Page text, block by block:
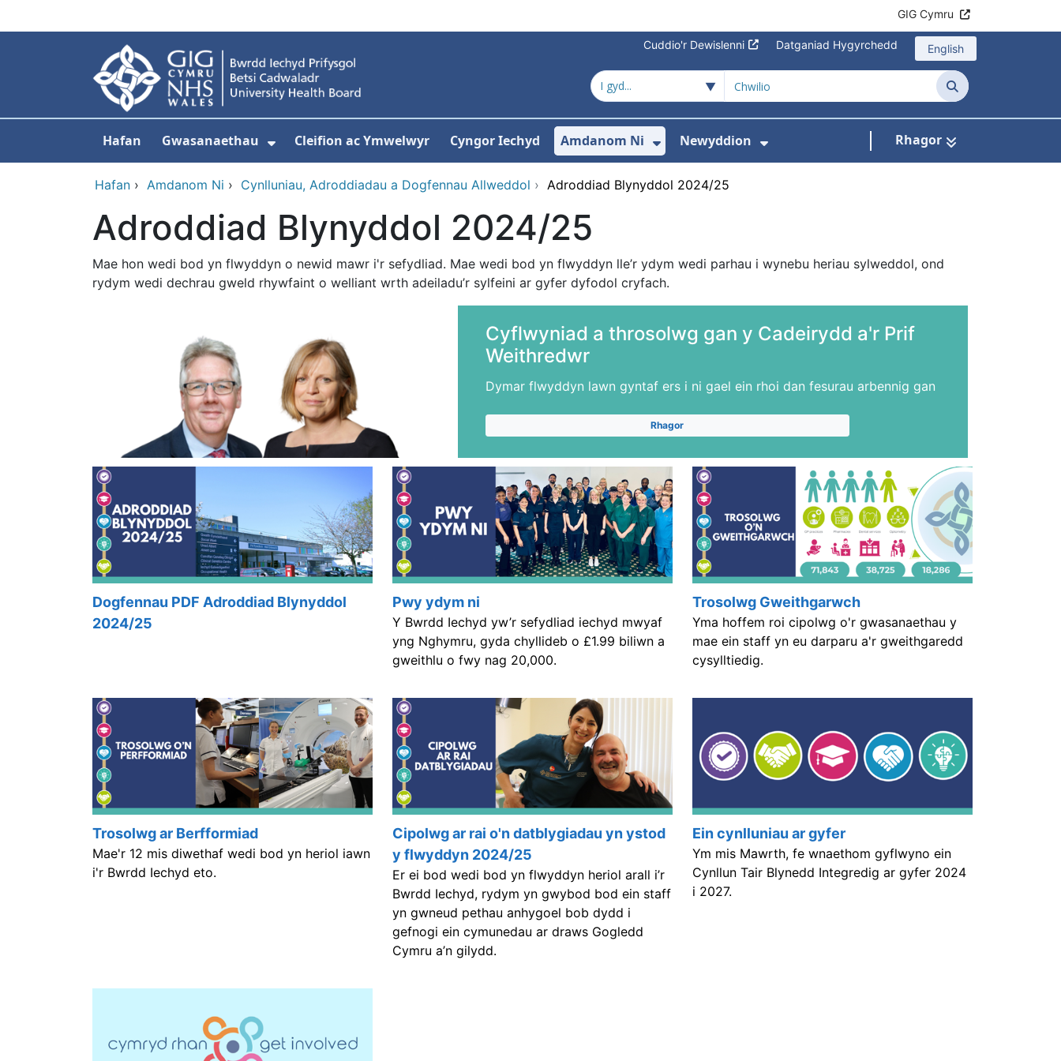
GIG Cymru
Cuddio'r Dewislenni Datganiad Hygyrchedd English
Chwilio
Hafan Gwasanaethau
Dangos isddewislen ar gyfer Gwasanaethau
Cleifion ac Ymwelwyr Cyngor Iechyd Amdanom Ni
Dangos isddewislen ar gyfer Amdanom Ni
Newyddion Rhagor
Hafan › Amdanom Ni › Cynlluniau, Adroddiadau a Dogfennau Allweddol › Adroddiad Blynyddol 2024/25
Adroddiad Blynyddol 2024/25
Mae hon wedi bod yn flwyddyn o newid mawr i'r sefydliad. Mae wedi bod yn flwyddyn lle’r ydym wedi parhau i wynebu heriau sylweddol, ond
rydym wedi dechrau gweld rhywfaint o welliant wrth adeiladu’r sylfeini ar gyfer dyfodol cryfach.
Cyflwyniad a throsolwg gan y Cadeirydd a'r Prif
Weithredwr
Dymar flwyddyn lawn gyntaf ers i ni gael ein rhoi dan fesurau arbennig gan
Rhagor
Dogfennau PDF Adroddiad Blynyddol
2024/25
Pwy ydym ni
Y Bwrdd Iechyd yw’r sefydliad iechyd mwyaf
yng Nghymru, gyda chyllideb o £1.99 biliwn a
gweithlu o fwy nag 20,000.
Trosolwg Gweithgarwch
Yma hoffem roi cipolwg o'r gwasanaethau y
mae ein staff yn eu darparu a'r gweithgaredd
cysylltiedig.
Trosolwg ar Berfformiad
Mae'r 12 mis diwethaf wedi bod yn heriol iawn
i'r Bwrdd Iechyd eto.
Cipolwg ar rai o'n datblygiadau yn ystod
y flwyddyn 2024/25
Er ei bod wedi bod yn flwyddyn heriol arall i’r
Bwrdd Iechyd, rydym yn gwybod bod ein staff
yn gwneud pethau anhygoel bob dydd i
gefnogi ein cymunedau ar draws Gogledd
Cymru a’n gilydd.
Ein cynlluniau ar gyfer
Ym mis Mawrth, fe wnaethom gyflwyno ein
Cynllun Tair Blynedd Integredig ar gyfer 2024
i 2027.